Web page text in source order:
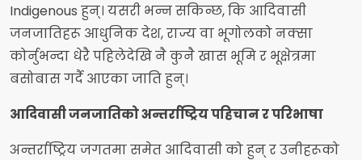
Indigenous हुन्। यसरी भन्न सकिन्छ, कि आदिवासी
जनजातिहरू आधुनिक देश, राज्य वा भूगोलको नक्सा
कोर्नुभन्दा धेरै पहिलेदेखि नै कुनै खास भूमि र भूक्षेत्रमा
बसोबास गर्दै आएका जाति हुन्।
आदिवासी जनजातिको अन्तर्राष्ट्रिय पहिचान र परिभाषा
अन्तर्राष्ट्रिय जगतमा समेत आदिवासी को हुन् र उनीहरूको